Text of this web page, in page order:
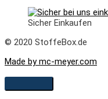
Sicher Einkaufen
© 2020 StoffeBox.de
Made by mc-meyer.com